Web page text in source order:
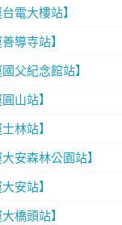
電大樓站】
導寺站】
父紀念館站】
山站】
林站】
安森林公園站】
安站】
橋頭站】